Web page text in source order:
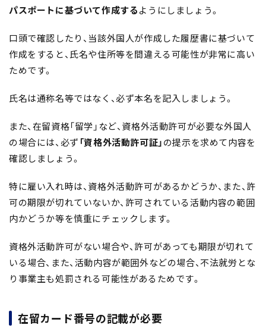
パスポートに基づいて作成するようにしましょう。
口頭で確認したり、当該外国人が作成した履歴書に基づいて
作成をすると、氏名や住所等を間違える可能性が非常に高い
ためです。
氏名は通称名等ではなく、必ず本名を記入しましょう。
また、在留資格「留学」など、資格外活動許可が必要な外国人
の場合には、必ず 「資格外活動許可証」の提示を求めて内容を
確認しましょう。
特に雇い入れ時は、資格外活動許可があるかどうか、また、許
可の期限が切れていないか、許可されている活動内容の範囲
内かどうか等を慎重にチェックします。
資格外活動許可がない場合や、許可があっても期限が切れて
いる場合、また、活動内容が範囲外などの場合、不法就労とな
り事業主も処罰される可能性があるためです。
在留カード番号の記載が必要